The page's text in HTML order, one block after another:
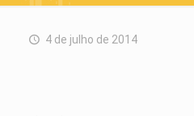
4 de julho de 2014